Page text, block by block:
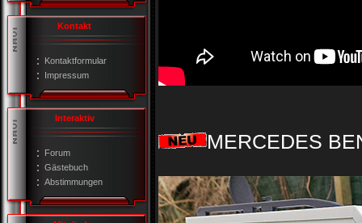
Kontakt
Kontaktformular
Impressum
Interaktiv
Forum
Gästebuch
Abstimmungen
MERCEDES